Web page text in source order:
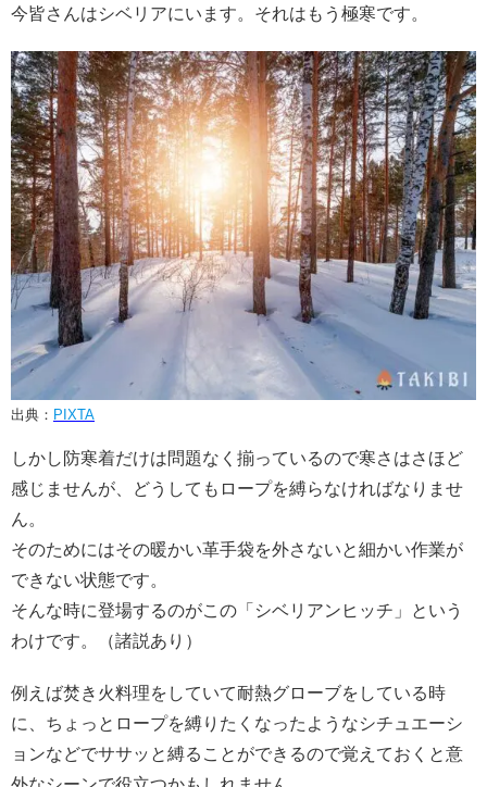
今皆さんはシベリアにいます。それはもう極寒です。
出典： PIXTA
しかし防寒着だけは問題なく揃っているので寒さはさほど
感じませんが、どうしてもロープを縛らなければなりませ
ん。
そのためにはその暖かい革手袋を外さないと細かい作業が
できない状態です。
そんな時に登場するのがこの「シベリアンヒッチ」という
わけです。（諸説あり）
例えば焚き火料理をしていて耐熱グローブをしている時
に、ちょっとロープを縛りたくなったようなシチュエーシ
ョンなどでササッと縛ることができるので覚えておくと意